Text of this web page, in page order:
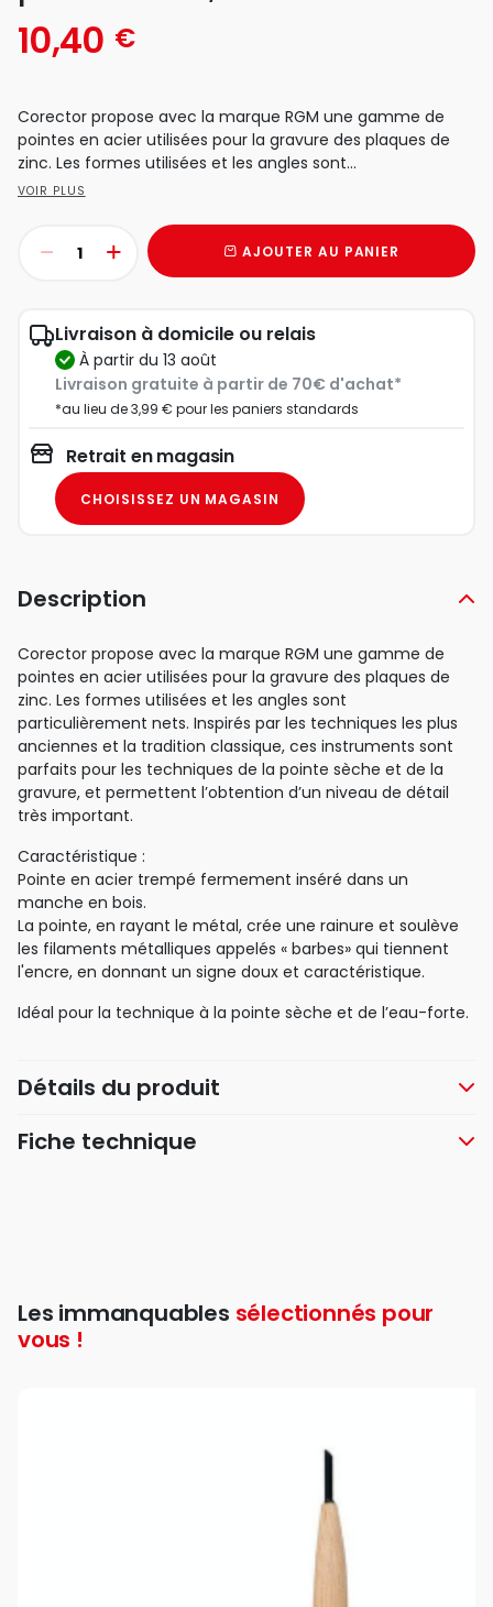
10,40 €
Corector propose avec la marque RGM une gamme de
pointes en acier utilisées pour la gravure des plaques de
zinc. Les formes utilisées et les angles sont...
VOIR PLUS
AJOUTER AU PANIER
Livraison à domicile ou relais
à partir du 13 août
Livraison gratuite à partir de 70€ d'achat*
*au lieu de 3,99 € pour les paniers standards
Retrait en magasin
CHOISISSEZ UN MAGASIN
Description
Corector propose avec la marque RGM une gamme de
pointes en acier utilisées pour la gravure des plaques de
zinc. Les formes utilisées et les angles sont
particulièrement nets. Inspirés par les techniques les plus
anciennes et la tradition classique, ces instruments sont
parfaits pour les techniques de la pointe sèche et de la
gravure, et permettent l’obtention d’un niveau de détail
très important.
Caractéristique :
Pointe en acier trempé fermement inséré dans un
manche en bois.
La pointe, en rayant le métal, crée une rainure et soulève
les filaments métalliques appelés « barbes» qui tiennent
l'encre, en donnant un signe doux et caractéristique.
Idéal pour la technique à la pointe sèche et de l’eau-forte.
Détails du produit
Fiche technique
Les immanquables sélectionnés pour
vous !